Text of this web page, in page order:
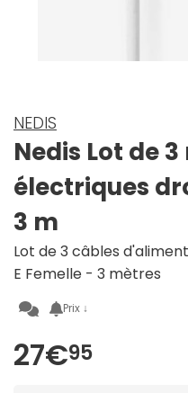
NEDIS
Nedis Lot de
électriques
3 m
Lot de 3 câbles
E Femelle - 3 mètres
Prix ↓
27€95